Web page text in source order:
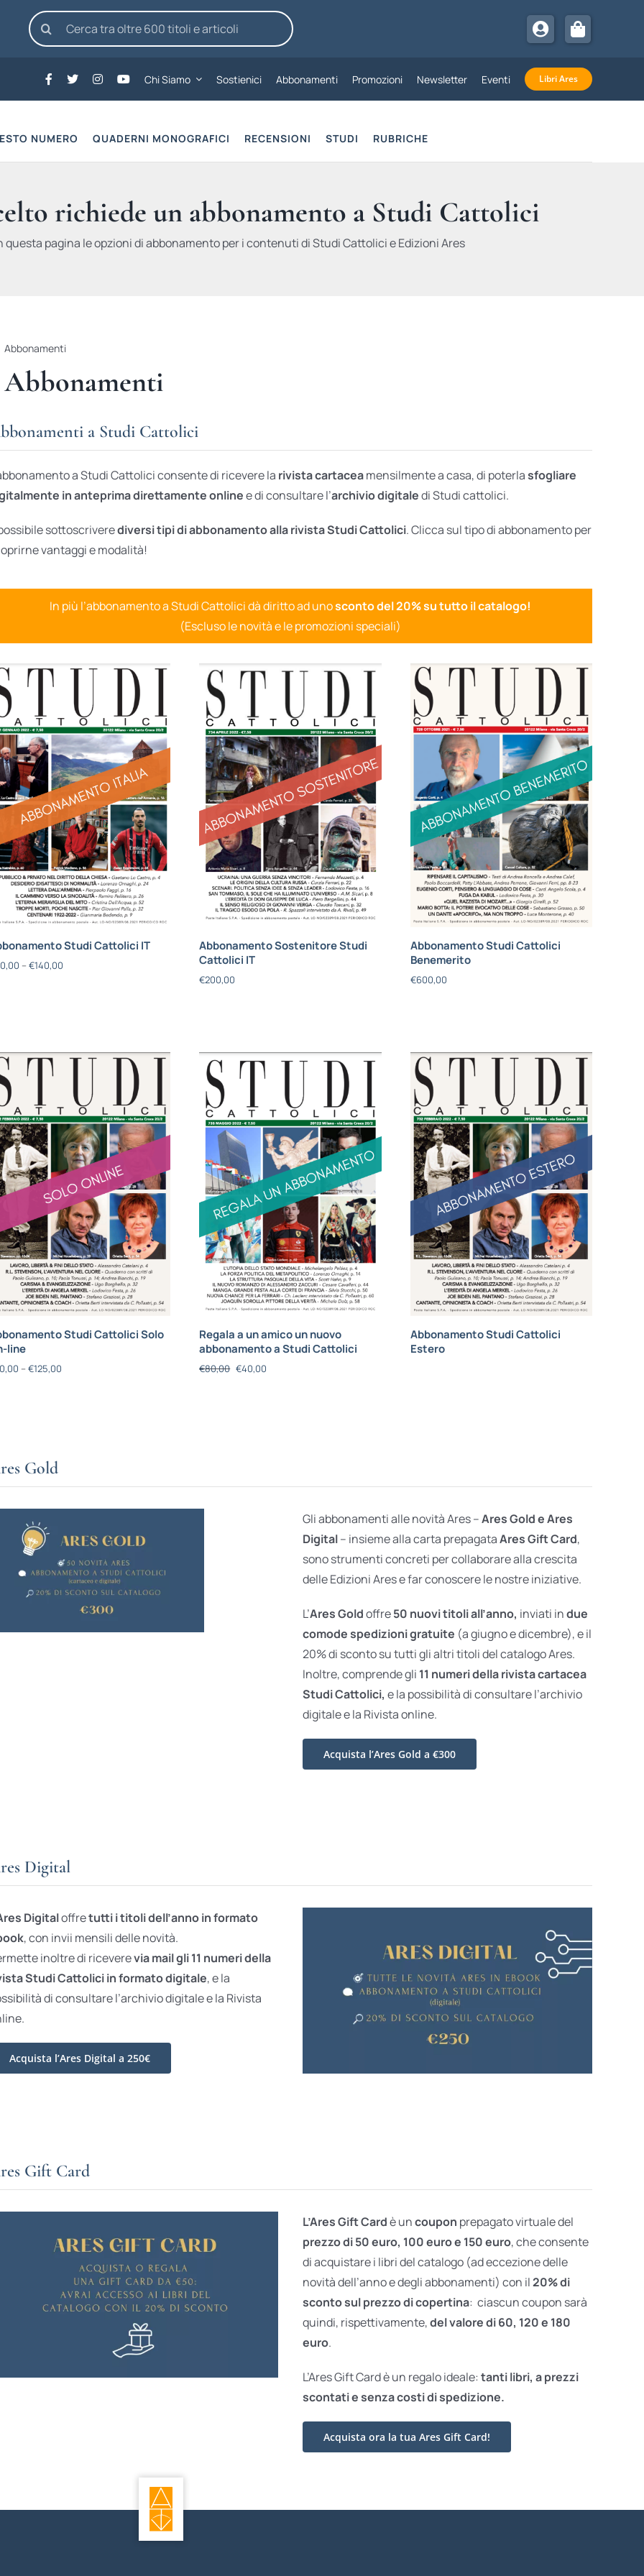
Cerca
per:
Chi Siamo Sostienici Abbonamenti Promozioni Newsletter Eventi Libri Ares
NUMERO QUADERNI MONOGRAFICI RECENSIONI STUDI RUBRICHE
richiede un abbonamento a Studi Cattolici
questa pagina le opzioni di abbonamento per i contenuti di Studi Cattolici e Edizioni Ares
Abbonamenti
Abbonamenti
a Studi Cattolici
a Studi Cattolici consente di ricevere la rivista cartaceamensilmente a casa, di poterlasfogliare
in anteprima direttamente onlinee di consultare l’archivio digitaledi Studi cattolici.
sottoscriverediversi tipi di abbonamento alla rivista Studi Cattolici. Clicca sul tipo di abbonamento per
vantaggi e modalità!
In più l’abbonamento a Studi Cattolici dà diritto ad unosconto del 20% su tutto il catalogo!
(Escluso le novità e le promozioni speciali)
Studi Cattolici IT
– €140,00
Abbonamento Sostenitore Studi
Cattolici IT
€200,00
Abbonamento Studi Cattolici
Benemerito
€600,00
Studi Cattolici Solo
line
– €125,00
Regala a un amico un nuovo
abbonamento a Studi Cattolici
€80,00 €40,00
Abbonamento Studi Cattolici
Estero
Gold
Gli abbonamenti alle novità Ares –Ares Gold e Ares
Digital– insieme alla carta prepagataAres Gift Card,
sono strumenti concreti per collaborare alla crescita
delle Edizioni Ares e far conoscere le nostre iniziative.
L’Ares Goldoffre50 nuovi titoli all’anno, inviati indue
comode spedizioni gratuite (a giugno e dicembre), e il
20% di sconto su tutti gli altri titoli del catalogo Ares.
Inoltre, comprende gli 11 numeri della rivista cartacea
Studi Cattolici, e la possibilità di consultare l’archivio
digitale e la Rivista online.
Acquista l’Ares Gold a €300
Digital
Digitaloffretutti i titoli dell’anno in formato
, con invii mensili delle novità.
inoltre di riceverevia mail gli 11 numeri della
Studi Cattolici in formato digitale, e la
di consultare l’archivio digitale e la Rivista
Acquista l’Ares Digital a 250€
Gift Card
L’Ares Gift Cardè uncoupon prepagato virtuale del
prezzo di 50 euro, 100 euro e 150 euro, che consente
di acquistare i libri del catalogo (ad eccezione delle
novità dell’anno e degli abbonamenti) con il20% di
sconto sul prezzo di copertina: ciascun coupon sarà
quindi, rispettivamente,del valore di 60, 120 e 180
euro.
L’Ares Gift Card è un regalo ideale: tanti libri, a prezzi
scontati esenza costi di spedizione.
Acquista ora la tua Ares Gift Card!